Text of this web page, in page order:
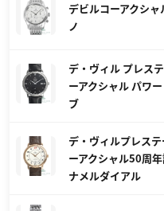
デビルコーアクシャ
ノ
デ・ヴィル プレス
ーアクシャル パワ
ブ
デ・ヴィルプレス
ーアクシャル50周
ナメルダイアル